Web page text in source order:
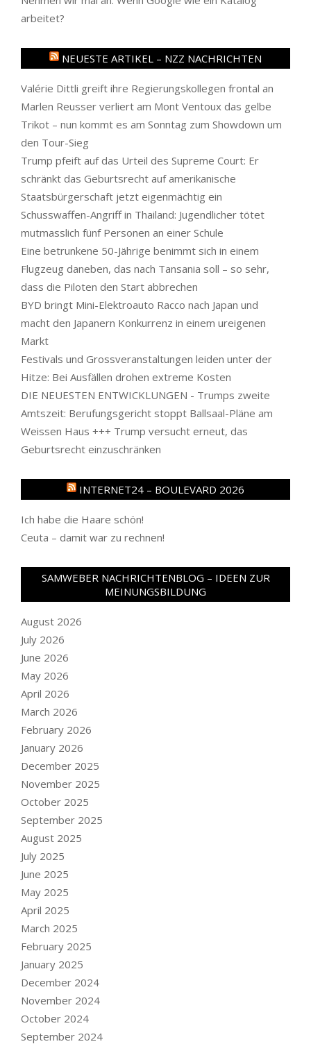
arbeitet?
NEUESTE ARTIKEL – NZZ NACHRICHTEN
Valérie Dittli greift ihre Regierungskollegen frontal an
Marlen Reusser verliert am Mont Ventoux das gelbe
Trikot – nun kommt es am Sonntag zum Showdown um
den Tour-Sieg
Trump pfeift auf das Urteil des Supreme Court: Er
schränkt das Geburtsrecht auf amerikanische
Staatsbürgerschaft jetzt eigenmächtig ein
Schusswaffen-Angriff in Thailand: Jugendlicher tötet
mutmasslich fünf Personen an einer Schule
Eine betrunkene 50-Jährige benimmt sich in einem
Flugzeug daneben, das nach Tansania soll – so sehr,
dass die Piloten den Start abbrechen
BYD bringt Mini-Elektroauto Racco nach Japan und
macht den Japanern Konkurrenz in einem ureigenen
Markt
Festivals und Grossveranstaltungen leiden unter der
Hitze: Bei Ausfällen drohen extreme Kosten
DIE NEUESTEN ENTWICKLUNGEN - Trumps zweite
Amtszeit: Berufungsgericht stoppt Ballsaal-Pläne am
Weissen Haus +++ Trump versucht erneut, das
Geburtsrecht einzuschränken
INTERNET24 – BOULEVARD 2026
Ich habe die Haare schön!
Ceuta – damit war zu rechnen!
SAMWEBER NACHRICHTENBLOG – IDEEN ZUR
MEINUNGSBILDUNG
August 2026
July 2026
June 2026
May 2026
April 2026
March 2026
February 2026
January 2026
December 2025
November 2025
October 2025
September 2025
August 2025
July 2025
June 2025
May 2025
April 2025
March 2025
February 2025
January 2025
December 2024
November 2024
October 2024
September 2024